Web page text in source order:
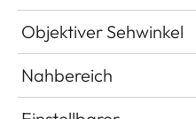
Objektiver Sehwinkel
Nahbereich